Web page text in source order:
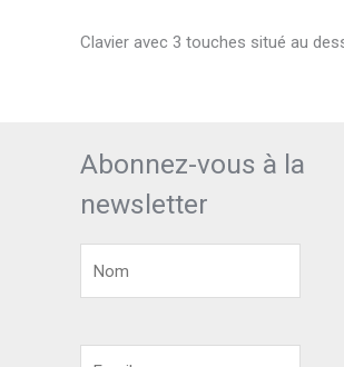
Clavier avec 3 touches situé au
Abonnez-vous à la
newsletter